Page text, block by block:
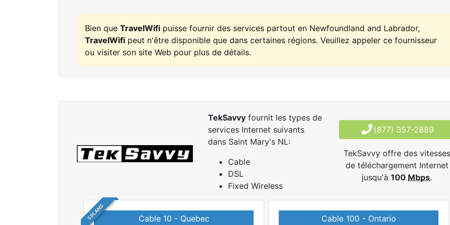
Bien que TravelWifi puisse fournir des services partout en Newfoundland and Labrador,
TravelWifi peut n'être disponible que dans certaines régions. Veuillez appeler ce fournisseur
ou visiter son site Web pour plus de détails.
TekSavvyfournit les types de
services Internet suivants
dans Saint Mary's NL:
Cable
DSL
Fixed Wireless
(877) 357-2889
TekSavvy offre des vitesses
de téléchargement Internet
jusqu'à100 Mbps.
5 PLANS Cable 10 - Quebec Cable 100 - Ontario